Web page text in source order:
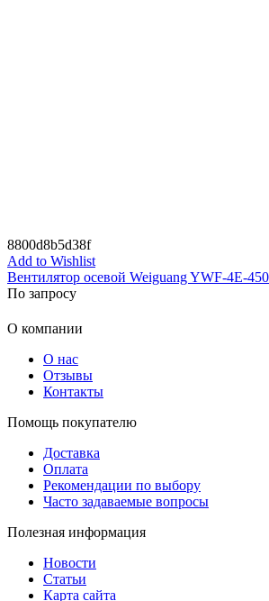
8800d8b5d38f
Add to Wishlist
Вентилятор осевой Weiguang YWF-4E-
По запросу
О компании
О нас
Отзывы
Контакты
Помощь покупателю
Доставка
Оплата
Рекомендации по выбору
Часто задаваемые вопросы
Полезная информация
Новости
Статьи
Карта сайта